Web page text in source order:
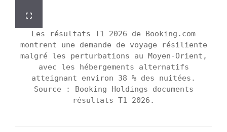
Les résultats T1 2026 de Booking.com
montrent une demande de voyage résiliente
malgré les perturbations au Moyen-Orient,
avec les hébergements alternatifs
atteignant environ 38 % des nuitées.
Source : Booking Holdings documents
résultats T1 2026.